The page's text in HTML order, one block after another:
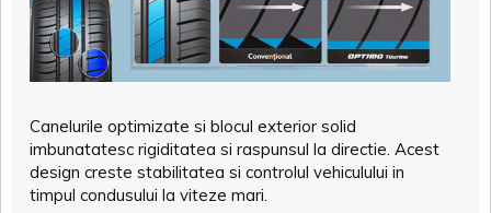
Canelurile optimizate si blocul exterior solid
imbunatatesc rigiditatea si raspunsul la directie. Acest
design creste stabilitatea si controlul vehiculului in
timpul condusului la viteze mari.